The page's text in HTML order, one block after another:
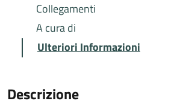
Collegamenti
A cura di
Ulteriori Informazioni
Descrizione